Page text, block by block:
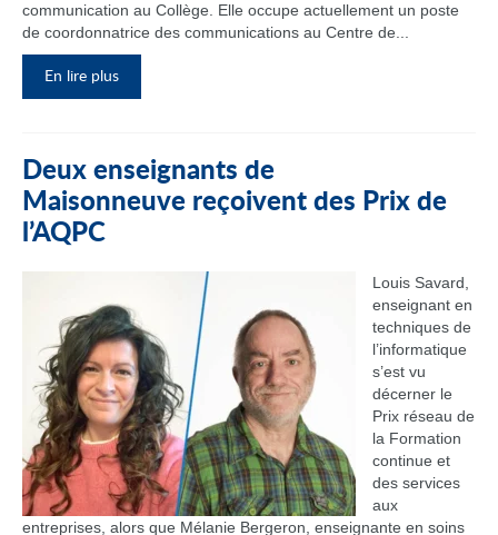
communication au Collège. Elle occupe actuellement un poste
de coordonnatrice des communications au Centre de...
En lire plus
Deux enseignants de
Maisonneuve reçoivent des Prix de
l’AQPC
Louis Savard,
enseignant en
techniques de
l’informatique
s’est vu
décerner le
Prix réseau de
la Formation
continue et
des services
aux
entreprises, alors que Mélanie Bergeron, enseignante en soins